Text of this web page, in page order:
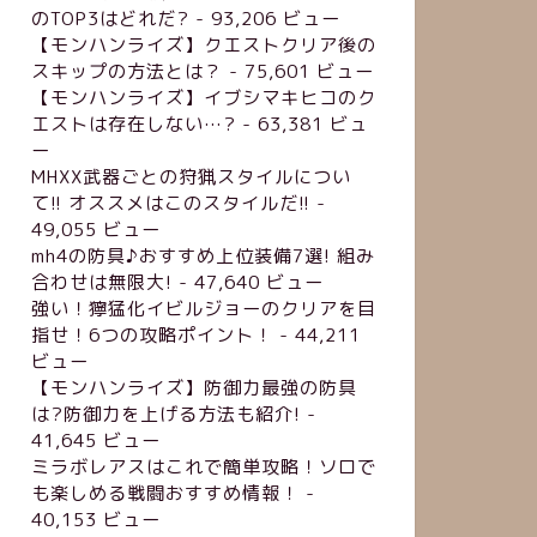
のTOP3はどれだ? - 93,206 ビュー
【モンハンライズ】クエストクリア後の
スキップの方法とは？ - 75,601 ビュー
【モンハンライズ】イブシマキヒコのク
エストは存在しない…? - 63,381 ビュ
ー
MHXX武器ごとの狩猟スタイルについ
て!! オススメはこのスタイルだ!! -
49,055 ビュー
mh4の防具♪おすすめ上位装備7選! 組み
合わせは無限大! - 47,640 ビュー
強い！獰猛化イビルジョーのクリアを目
指せ！6つの攻略ポイント！
- 44,211
ビュー
【モンハンライズ】防御力最強の防具
は?防御力を上げる方法も紹介! -
41,645 ビュー
ミラボレアスはこれで簡単攻略！ソロで
も楽しめる戦闘おすすめ情報！
-
40,153 ビュー